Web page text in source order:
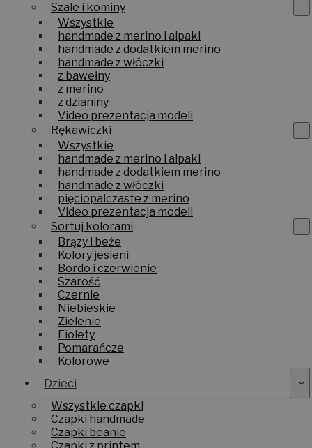
Szale i kominy
Wszystkie
handmade z merino i alpaki
handmade z dodatkiem merino
handmade z włóczki
z bawełny
z merino
z dzianiny
Video prezentacja modeli
Rękawiczki
Wszystkie
handmade z merino i alpaki
handmade z dodatkiem merino
handmade z włóczki
pięciopalczaste z merino
Video prezentacja modeli
Sortuj kolorami
Brązy i beże
Kolory jesieni
Bordo i czerwienie
Szarość
Czernie
Niebieskie
Zielenie
Fiolety
Pomarańcze
Kolorowe
Dzieci
Wszystkie czapki
Czapki handmade
Czapki beanie